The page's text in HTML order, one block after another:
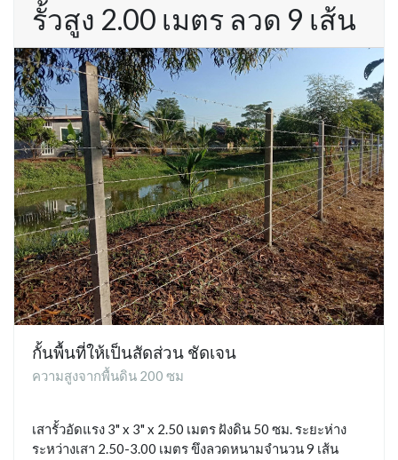
รั้วสูง 2.00 เมตร ลวด 9 เส้น
กั้นพื้นที่ให้เป็นสัดส่วน ชัดเจน
ความสูงจากพื้นดิน 200 ซม
เสารั้วอัดแรง 3" x 3" x 2.50 เมตร ฝังดิน 50 ซม. ระยะห่าง
ระหว่างเสา 2.50-3.00 เมตร ขึงลวดหนามจำนวน 9 เส้น